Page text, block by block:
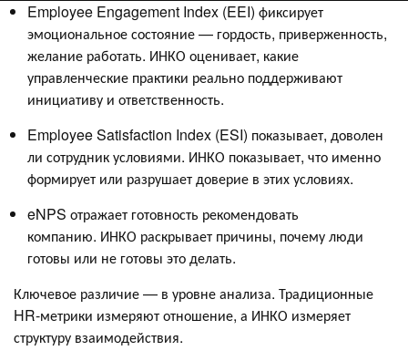
Employee Engagement Index (EEI) фиксирует
эмоциональное состояние — гордость, приверженность,
желание работать. ИНКО оценивает, какие
управленческие практики реально поддерживают
инициативу и ответственность.
Employee Satisfaction Index (ESI) показывает, доволен
ли сотрудник условиями. ИНКО показывает, что именно
формирует или разрушает доверие в этих условиях.
eNPS отражает готовность рекомендовать
компанию. ИНКО раскрывает причины, почему люди
готовы или не готовы это делать.
Ключевое различие — в уровне анализа. Традиционные
HR-метрики измеряют отношение, а ИНКО измеряет
структуру взаимодействия.